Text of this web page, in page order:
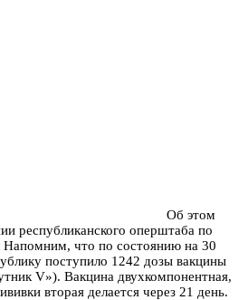
Об этом
республиканского оперштаба по
Напомним, что по состоянию на 30
поступило 1242 дозы вакцины
V»). Вакцина двухкомпонентная,
вторая делается через 21 день.